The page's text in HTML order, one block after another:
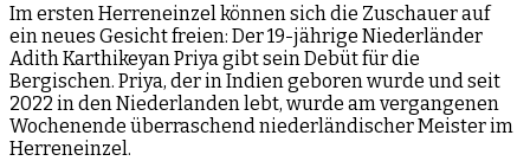
Im ersten Herreneinzel können sich die Zuschauer auf
ein neues Gesicht freien: Der 19-jährige Niederländer
Adith Karthikeyan Priya gibt sein Debüt für die
Bergischen. Priya, der in Indien geboren wurde und seit
2022 in den Niederlanden lebt, wurde am vergangenen
Wochenende überraschend niederländischer Meister im
Herreneinzel.